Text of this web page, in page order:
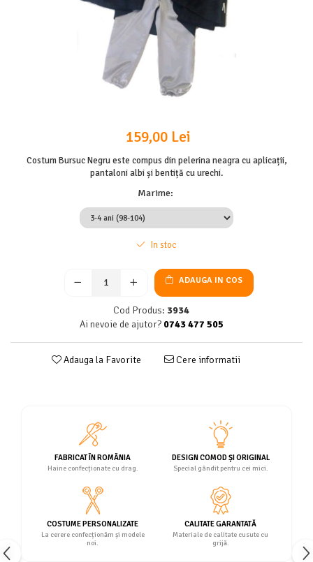
159,00 Lei
Costum Bursuc Negru este compus din pelerina neagra cu aplicații,
pantaloni albi și bentiță cu urechi.
Marime:
In stoc
ADAUGA IN COS
Cod Produs: 3934
Ai nevoie de ajutor? 0743 477 505
Adauga la Favorite Cere informatii
FABRICAT ÎN ROMÂNIA
Haine confecționate cu drag.
DESIGN COMOD ȘI ORIGINAL
Special gândit pentru cei mici.
COSTUME PERSONALIZATE
La cerere confecționăm și modele
noi.
CALITATE GARANTATĂ
Materiale de calitate cusute cu
grijă.